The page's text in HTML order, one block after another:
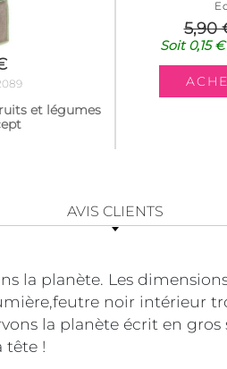
et légumes
5,90
Soit0,15 €
AVIS CLIENTS
la planète. Les
noir intérieur
la planète écrit en
tête !